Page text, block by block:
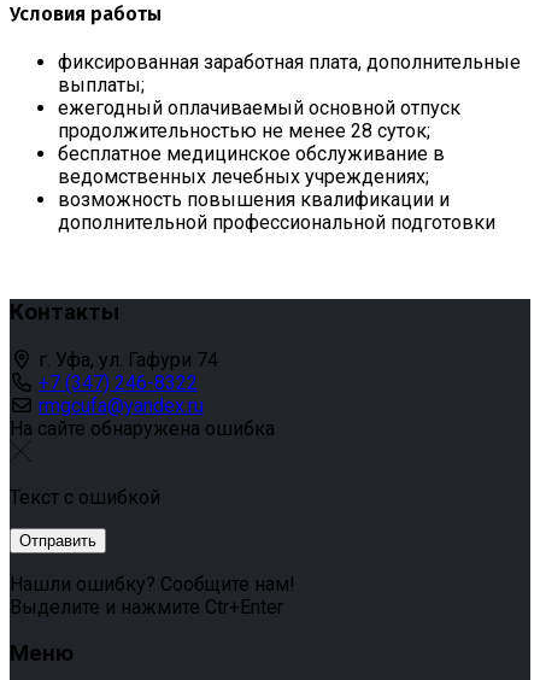
Условия работы
фиксированная заработная плата, дополнительные
выплаты;
ежегодный оплачиваемый основной отпуск
продолжительностью не менее 28 суток;
бесплатное медицинское обслуживание в
ведомственных лечебных учреждениях;
возможность повышения квалификации и
дополнительной профессиональной подготовки
Контакты
г. Уфа, ул. Гафури 74
+7 (347) 246-8322
rmgcufa@yandex.ru
На сайте обнаружена ошибка
Текст с ошибкой
Нашли ошибку? Сообщите нам!
Выделите и нажмите Ctr+Enter
Меню